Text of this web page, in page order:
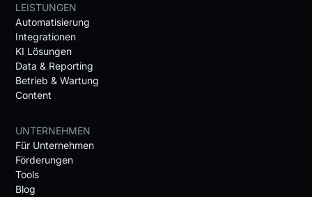
LEISTUNGEN
Automatisierung
Integrationen
KI Lösungen
Data & Reporting
Betrieb & Wartung
Content
UNTERNEHMEN
Für Unternehmen
Förderungen
Tools
Blog